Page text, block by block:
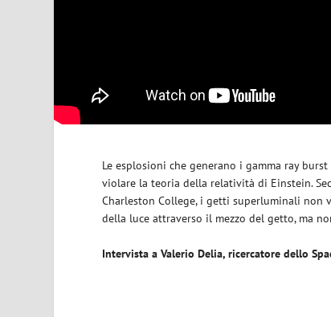
Le esplosioni che generano i gamma ray
violare la teoria della relatività di Einstein.
Charleston College, i getti superluminali
della luce attraverso il mezzo del getto, ma
Intervista a Valerio Delia, ricercatore dello